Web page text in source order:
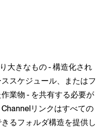
大きなもの - 構造化され
スケジュール、またはフ
業物 - を共有する必要が
リンクはすべての
るフォルダ構造を提供し